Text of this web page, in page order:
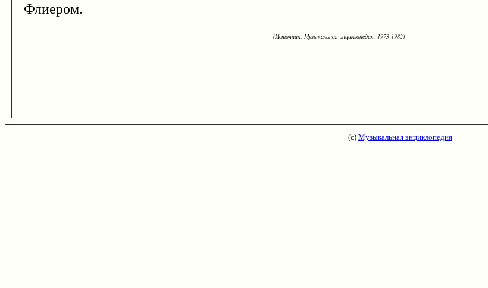
Флиером.
(Источник: Музыкальная энциклопедия, 1973-1982)
(с) Музыкальная энциклопедия